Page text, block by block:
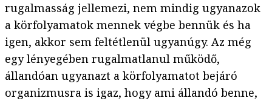
rugalmasság jellemezi, nem mindig ugyanazok
a körfolyamatok mennek végbe bennük és ha
igen, akkor sem feltétlenül ugyanúgy. Az még
egy lényegében rugalmatlanul működő,
állandóan ugyanazt a körfolyamatot bejáró
organizmusra is igaz, hogy ami állandó benne,